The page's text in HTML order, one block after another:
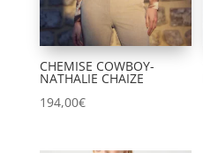
CHEMISE COWBOY-
NATHALIE CHAIZE
194,00€